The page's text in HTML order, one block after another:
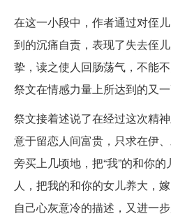
在这一小段中，作者通过对侄
到的沉痛自责，表现了失去侄
挚，读之使人回肠荡气，不能
祭文在情感力量上所达到的又一
祭文接着述说了在经过这次精
意于留恋人间富贵，只求在伊
旁买上几顷地，把“我”的和你
人，把我的和你的女儿养大，
自己心灰意冷的描述，又进一